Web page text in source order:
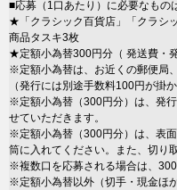
■応募（1口あたり）に必要なもの
★「クラシック百貨店」「クラシ
商品タスキ3枚
★定額小為替300円分（ 発送費・
※定額小為替は、お近くの郵便局
（発行には別途手数料100円が掛か
※定額小為替（300円分）は、発
せていただきます。
※定額小為替（300円分）は、表
筒に入れてください。また、切り
※複数口を応募される場合は、
※定額小為替以外（切手・現金ほ